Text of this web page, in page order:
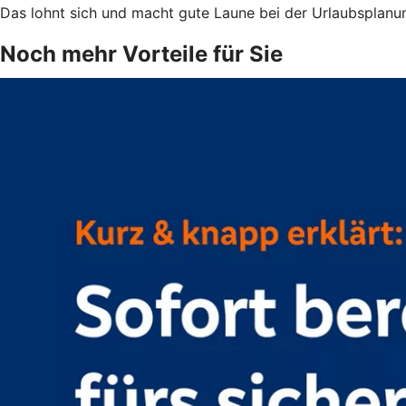
Das lohnt sich und macht gute Laune bei der
Noch mehr Vorteile für Sie